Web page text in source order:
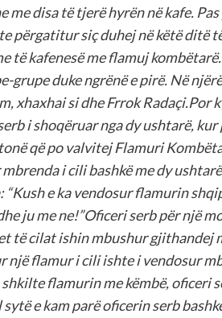
me disa të tjerë hyrën në kafe.
përgatitur siç duhej në këtë ditë
të kafenesë me flamuj
grupe duke ngrënë e pirë. Në
xhaxhai si dhe Frrok Radaçi.Por
i shoqëruar nga dy ushtarë,
që po valvitej Flamuri
i cili bashkë me dy
e ka vendosur flamurin
ju me ne!”Oficeri serb për një
të cilat ishin mbushur gjithandej
një flamur i cili ishte i vendosur
shkilte flamurin me këmbë, oficeri
e kam parë oficerin serb